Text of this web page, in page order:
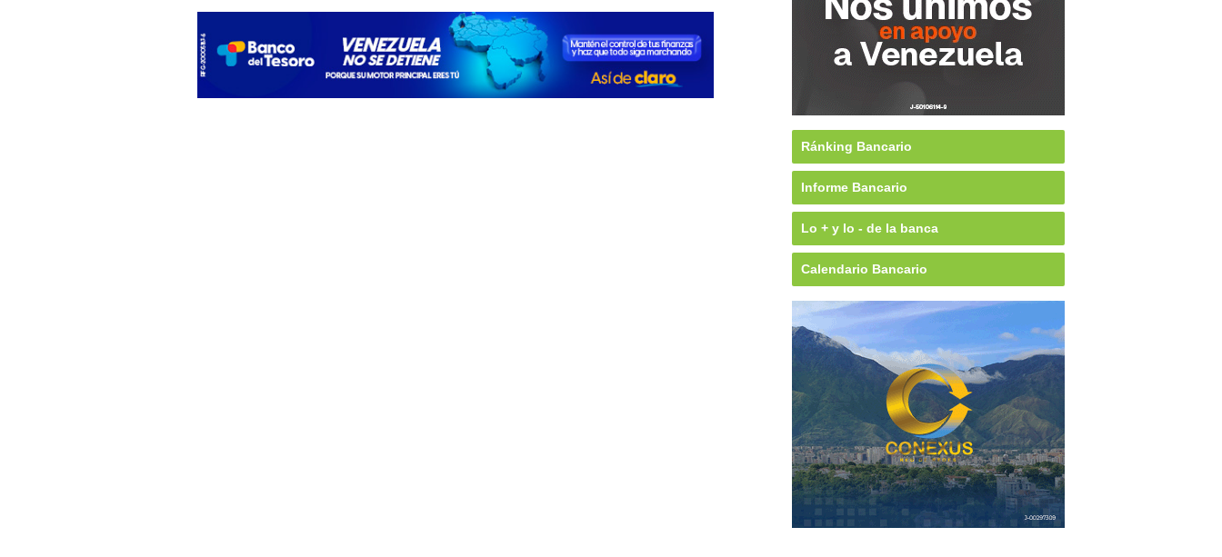
Ránking Bancario
Informe Bancario
Lo + y lo - de la banca
Calendario Bancario